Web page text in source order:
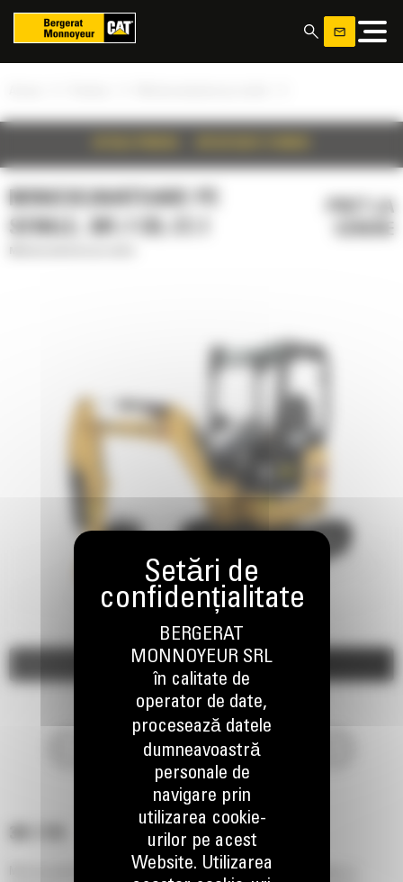
MINIEXCAVATOARE PE
SENILE, 301.7 CR, C1.1
Panoul de gestionare a panourilor cookie
BERGERAT
MONNOYEUR SRL
în calitate de
operator de date,
procesează datele
dumneavoastră
personale de
navigare prin
utilizarea cookie-
urilor pe acest
Website. Utilizarea